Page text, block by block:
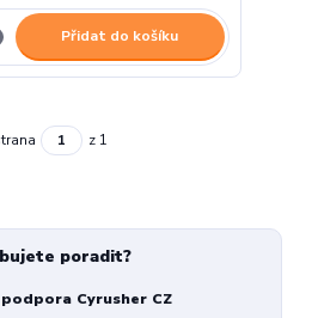
Přidat do košíku
z 1
poradit?
Cyrusher CZ